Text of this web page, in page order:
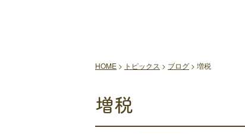
HOME > トピックス > ブログ > 増税
増税